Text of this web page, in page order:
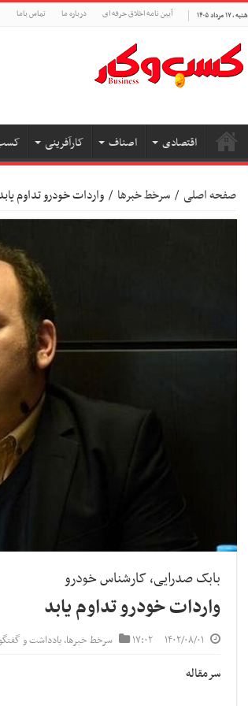
شنبه , ۱۷ مرداد ۱۴۰۵ آیین نامه اخلاق حرفه ای درباره ما تماس باما
اقتصادی اصناف کارآفرینی کسب
صفحه اصلی / سرخط خبرها / واردات خودرو تداوم
بابک صدرایی، کارشناس خودرو
واردات خودرو تداوم یابد
۱۴۰۲/۰۸/۰۱ ۱۷:۰۲ سرخط خبرها,یادداشت و گفتگو
سرمقاله